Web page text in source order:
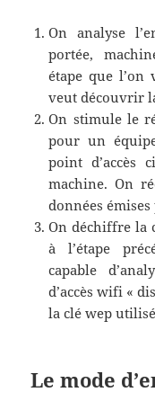
On analyse
portée,
étape que l’on
veut découvrir
On stimule le
pour un
point d’accès
machine. On
données
On déchiffre la
à l’étape
capable
d’accès wifi «
la clé wep
Le mode